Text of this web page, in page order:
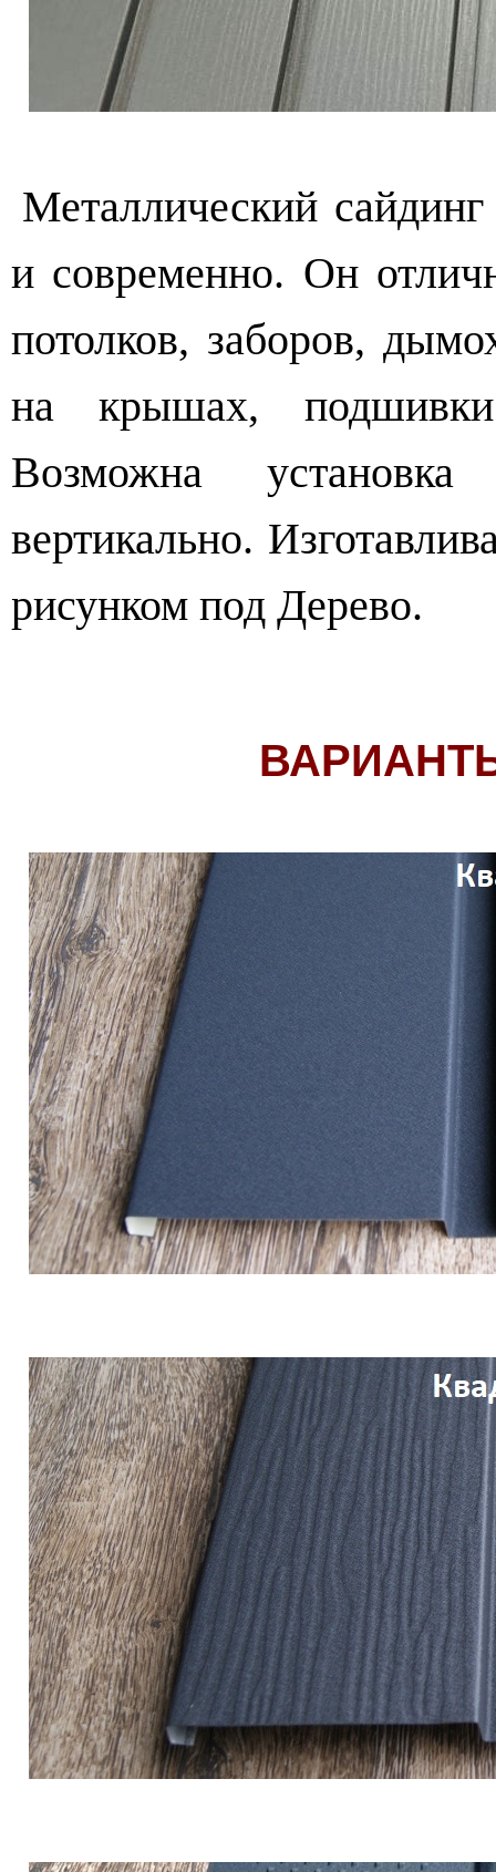
Металлический
и современно. Он
потолков, заборов,
на крышах,
Возможна
вертикально.
рисунком под Дерево.